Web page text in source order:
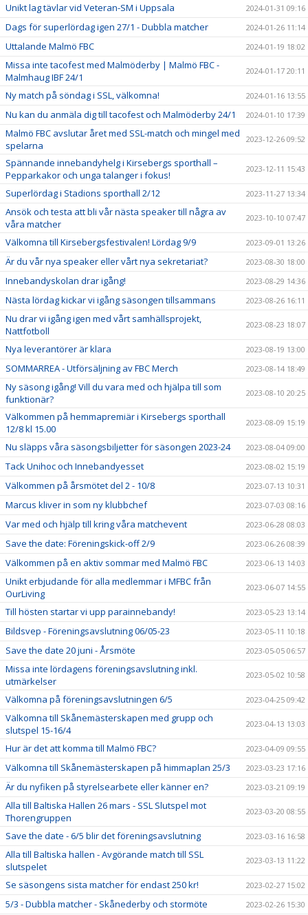
Unikt lag tävlar vid Veteran-SM i Uppsala 2024-01-31 09:16
Dags för superlördag igen 27/1 - Dubbla matcher 2024-01-26 11:14
Uttalande Malmö FBC 2024-01-19 18:02
Missa inte tacofest med Malmöderby | Malmö FBC -
Malmhaug IBF 24/1
2024-01-17 20:11
Ny match på söndag i SSL, välkomna! 2024-01-16 13:55
Nu kan du anmäla dig till tacofest och Malmöderby 24/1 2024-01-10 17:39
Malmö FBC avslutar året med SSL-match och mingel med
spelarna
2023-12-26 09:52
Spännande innebandyhelg i Kirsebergs sporthall –
Pepparkakor och unga talanger i fokus!
2023-12-11 15:43
Superlördag i Stadions sporthall 2/12 2023-11-27 13:34
Ansök och testa att bli vår nästa speaker till några av
våra matcher
2023-10-10 07:47
Välkomna till Kirsebergsfestivalen! Lördag 9/9 2023-09-01 13:26
Är du vår nya speaker eller vårt nya sekretariat? 2023-08-30 18:00
Innebandyskolan drar igång! 2023-08-29 14:36
Nästa lördag kickar vi igång säsongen tillsammans 2023-08-26 16:11
Nu drar vi igång igen med vårt samhällsprojekt,
Nattfotboll
2023-08-23 18:07
Nya leverantörer är klara 2023-08-19 13:00
SOMMARREA - Utförsäljning av FBC Merch 2023-08-14 18:49
Ny säsong igång! Vill du vara med och hjälpa till som
funktionär?
2023-08-10 20:25
Välkommen på hemmapremiär i Kirsebergs sporthall
12/8 kl 15.00
2023-08-09 15:19
Nu släpps våra säsongsbiljetter för säsongen 2023-24 2023-08-04 09:00
Tack Unihoc och Innebandyesset 2023-08-02 15:19
Välkommen på årsmötet del 2 - 10/8 2023-07-13 10:31
Marcus kliver in som ny klubbchef 2023-07-03 08:16
Var med och hjälp till kring våra matchevent 2023-06-28 08:03
Save the date: Föreningskick-off 2/9 2023-06-26 08:39
Välkommen på en aktiv sommar med Malmö FBC 2023-06-13 14:03
Unikt erbjudande för alla medlemmar i MFBC från
OurLiving
2023-06-07 14:55
Till hösten startar vi upp parainnebandy! 2023-05-23 13:14
Bildsvep - Föreningsavslutning 06/05-23 2023-05-11 10:18
Save the date 20 juni - Årsmöte 2023-05-05 06:57
Missa inte lördagens föreningsavslutning inkl.
utmärkelser
2023-05-02 10:58
Välkomna på föreningsavslutningen 6/5 2023-04-25 09:42
Välkomna till Skånemästerskapen med grupp och
slutspel 15-16/4
2023-04-13 13:03
Hur är det att komma till Malmö FBC? 2023-04-09 09:55
Välkomna till Skånemästerskapen på himmaplan 25/3 2023-03-23 17:16
Är du nyfiken på styrelsearbete eller känner en? 2023-03-21 09:19
Alla till Baltiska Hallen 26 mars - SSL Slutspel mot
Thorengruppen
2023-03-20 08:55
Save the date - 6/5 blir det föreningsavslutning 2023-03-16 16:58
Alla till Baltiska hallen - Avgörande match till SSL
slutspelet
2023-03-13 11:22
Se säsongens sista matcher för endast 250 kr! 2023-02-27 15:02
5/3 - Dubbla matcher - Skånederby och stormöte 2023-02-26 15:30